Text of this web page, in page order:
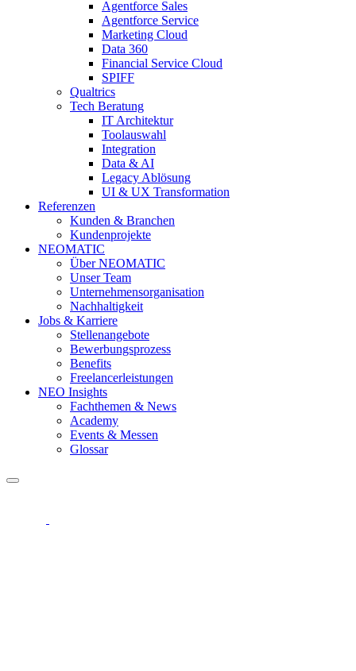
Agentforce Sales
Agentforce Service
Marketing Cloud
Data 360
Financial Service Cloud
SPIFF
Qualtrics
Tech Beratung
IT Architektur
Toolauswahl
Integration
Data & AI
Legacy Ablösung
UI & UX Transformation
Referenzen
Kunden & Branchen
Kundenprojekte
NEOMATIC
Über NEOMATIC
Unser Team
Unternehmensorganisation
Nachhaltigkeit
Jobs & Karriere
Stellenangebote
Bewerbungsprozess
Benefits
Freelancerleistungen
NEO Insights
Fachthemen & News
Academy
Events & Messen
Glossar